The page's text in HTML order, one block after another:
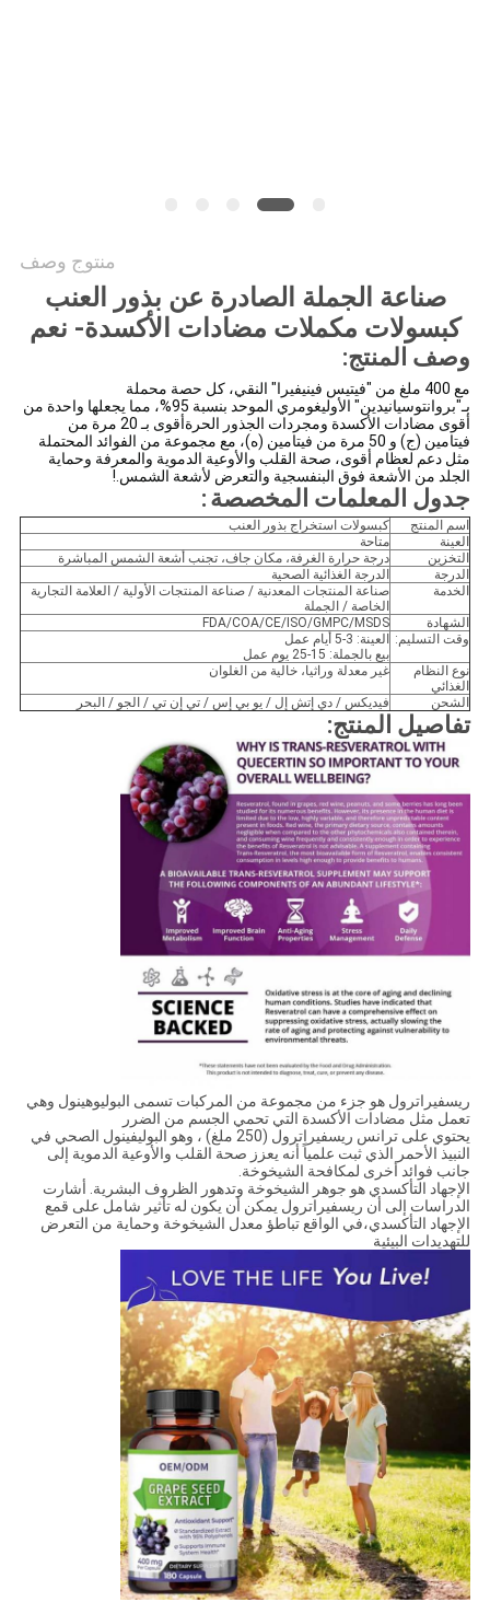
منتوج وصف
صناعة الجملة الصادرة عن بذور العنب
كبسولات مكملات مضادات الأكسدة- نعم
وصف المنتج:
مع 400 ملغ من "فيتيس فينيفيرا" النقي، كل حصة محملة
بـ"بروانتوسيانيدين" الأوليغومري الموحد بنسبة 95%، مما يجعلها واحدة من
أقوى مضادات الأكسدة ومجردات الجذور الحرةأقوى بـ 20 مرة من
فيتامين (ج) و 50 مرة من فيتامين (ه)، مع مجموعة من الفوائد المحتملة
مثل دعم لعظام أقوى، صحة القلب والأوعية الدموية والمعرفة وحماية
الجلد من الأشعة فوق البنفسجية والتعرض لأشعة الشمس.!
جدول المعلمات المخصصة :
اسم المنتج
كبسولات استخراج بذور العنب
العينة
متاحة
التخزين
درجة حرارة الغرفة، مكان جاف، تجنب أشعة الشمس المباشرة
الدرجة
الدرجة الغذائية الصحية
الخدمة
صناعة المنتجات المعدنية / صناعة المنتجات الأولية / العلامة التجارية
الخاصة / الجملة
الشهادة
FDA/COA/CE/ISO/GMPC/MSDS
وقت التسليم:
العينة: 3-5 أيام عمل
بيع بالجملة: 15-25 يوم عمل
نوع النظام
الغذائي
غير معدلة وراثيا، خالية من الغلوان
الشحن فيديكس / دي إتش إل / يو بي إس / تي إن تي / الجو / البحر
تفاصيل المنتج:
ريسفيراترول هو جزء من مجموعة من المركبات تسمى البوليوهينول وهي
تعمل مثل مضادات الأكسدة التي تحمي الجسم من الضرر
يحتوي على ترانس ريسفيراترول (250 ملغ) ، وهو البوليفينول الصحي في
النبيذ الأحمر الذي ثبت علمياً أنه يعزز صحة القلب والأوعية الدموية إلى
جانب فوائد أخرى لمكافحة الشيخوخة.
الإجهاد التأكسدي هو جوهر الشيخوخة وتدهور الظروف البشرية. أشارت
الدراسات إلى أن ريسفيراترول يمكن أن يكون له تأثير شامل على قمع
الإجهاد التأكسدي،في الواقع تباطؤ معدل الشيخوخة وحماية من التعرض
للتهديدات البيئية